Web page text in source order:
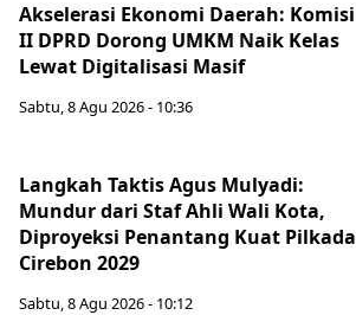
Akselerasi Ekonomi Daerah: Komisi
II DPRD Dorong UMKM Naik Kelas
Lewat Digitalisasi Masif
Sabtu, 8 Agu 2026 - 10:36
Langkah Taktis Agus Mulyadi:
Mundur dari Staf Ahli Wali Kota,
Diproyeksi Penantang Kuat Pilkada
Cirebon 2029
Sabtu, 8 Agu 2026 - 10:12